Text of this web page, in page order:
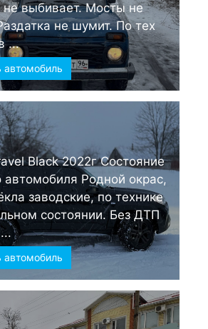
не выбивает. Мосты не
не шумит. По тех
...
автомобиль
Black 2022г Состояние
автомобиля Родной окрас,
заводские, по технике
состоянии. Без ДТП
автомобиль